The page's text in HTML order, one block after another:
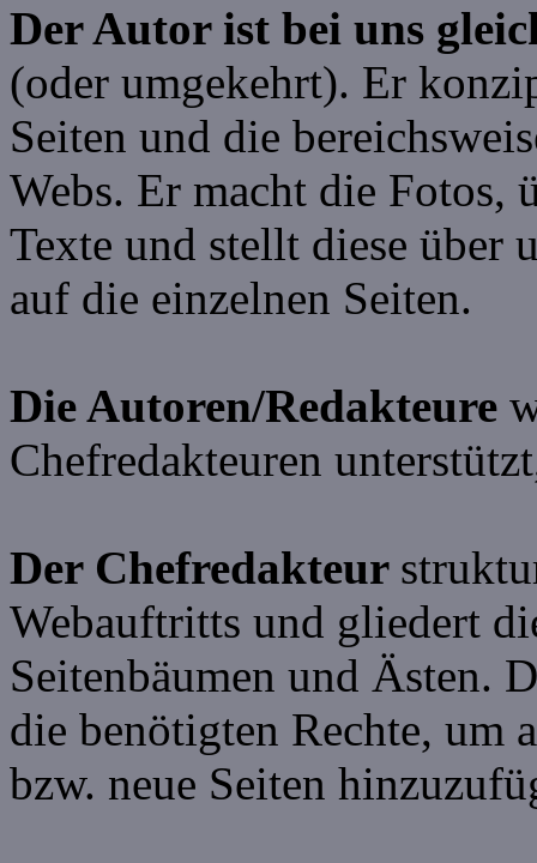
Der Autor ist bei uns
(oder umgekehrt). Er
Seiten und die
Webs. Er macht die Fotos,
Texte und stellt diese über
auf die einzelnen Seiten.
Die Autoren/Redakteure
Chefredakteuren
Der Chefredakteur
Webauftritts und gliedert
Seitenbäumen und Ästen.
die benötigten Rechte, um
bzw. neue Seiten